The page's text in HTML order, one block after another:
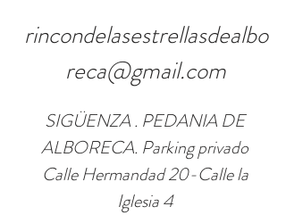
rincondelasestrellasdealbo
reca@gmail.com
SIGÜENZA . PEDANIA DE
ALBORECA. Parking privado
Calle Hermandad 20-Calle la
Iglesia 4